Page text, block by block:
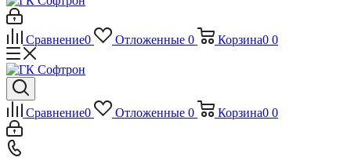
Сравнение0 Отложенные 0 Корзина0 0
Сравнение0 Отложенные 0 Корзина0 0